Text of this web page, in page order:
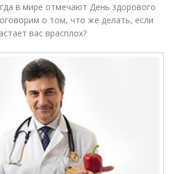
в мире отмечают День здорового
о том, что же делать, если
вас врасплох?